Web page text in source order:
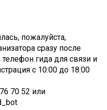
пожалуйста,
сразу после
гида для связи и
с 10:00 до 18:00
70 52 или